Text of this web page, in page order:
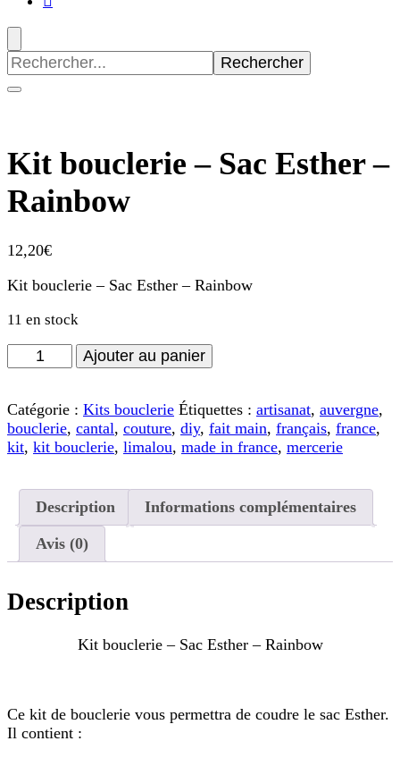
Recherche
pour
:
Kit bouclerie – Sac Esther –
Rainbow
12,20€
Kit bouclerie – Sac Esther – Rainbow
11 en stock
quantité
de
bouclerie
-
Sac
Rainbow
Ajouter au panier
Catégorie : Kits bouclerie Étiquettes : artisanat, auvergne,
bouclerie, cantal, couture, diy, fait main, français, france,
kit, kit bouclerie, limalou, made in france, mercerie
Description Informations complémentaires
Avis (0)
Description
Kit bouclerie – Sac Esther – Rainbow
Ce kit de bouclerie vous permettra de coudre le sac Esther.
Il contient :